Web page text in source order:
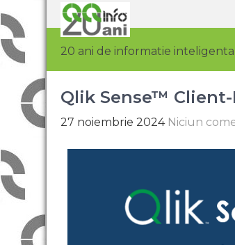
20 ani de informatie inteligenta
Qlik Sense™
27 noiembrie 2024 Niciun